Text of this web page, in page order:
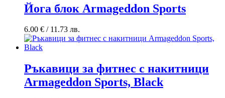
Йога блок Armageddon Sports
6.00 € / 11.73 лв.
Ръкавици за фитнес с накитници
Armageddon Sports, Black